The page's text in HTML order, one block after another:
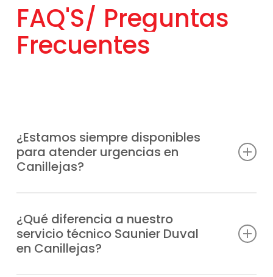
FAQ'S/ Preguntas
Frecuentes
¿Estamos siempre disponibles
para atender urgencias en
Canillejas?
cualquier momento, por eso ponemos a tu
disposición un Servicio Técnico Saunier
Duval de urgencia en Canillejas sin
¿Qué diferencia a nuestro
servicio técnico Saunier Duval
en Canillejas?